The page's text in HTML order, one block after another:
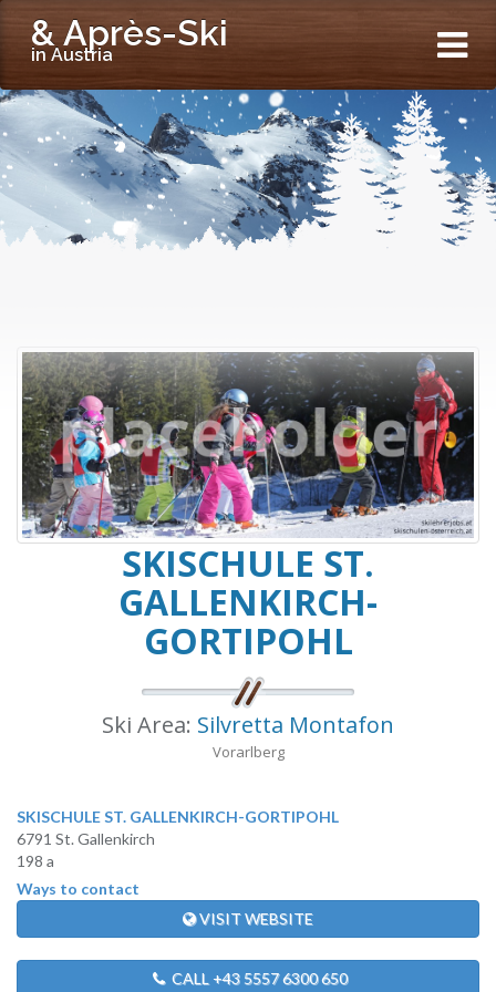
& Après-Ski
in Austria
SKISCHULE ST.
GALLENKIRCH-
GORTIPOHL
Ski Area: Silvretta Montafon
Vorarlberg
SKISCHULE ST. GALLENKIRCH-GORTIPOHL
6791 St. Gallenkirch
198 a
Ways to contact
VISIT WEBSITE
CALL +43 5557 6300 650